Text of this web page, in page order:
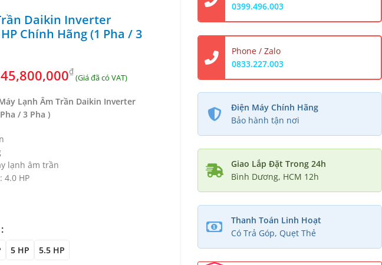
Daikin Inverter
HP Chính Hãng (1 Pha / 3
45,800,000₫
Lạnh Âm Trần Daikin Inverter
/ 3 Pha )
lạnh âm trần
: 4.0 HP
5 HP 5.5 HP
0399.496.003
Phone / Zalo
0833.227.003
Điện Máy Chính Hãng
Bảo hành tận nơi
Giao Lắp Đặt Trong 24h
Bình Dương, HCM 12h
Thanh Toán Linh Hoạt
Có Trả Góp, Quẹt Thẻ